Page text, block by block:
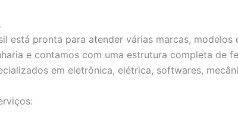
está pronta para atender várias marcas,
e contamos com uma estrutura completa de
em eletrônica, elétrica, softwares,